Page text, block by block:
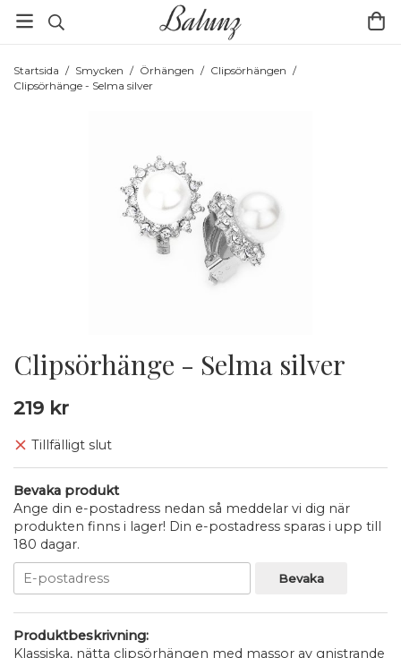
Startsida / Smycken / Örhängen / Clipsörhängen /
Clipsörhänge - Selma silver
Clipsörhänge - Selma silver
219 kr
Tillfälligt slut
Bevaka produkt
Ange din e-postadress nedan så meddelar vi dig när
produkten finns i lager! Din e-postadress sparas i upp till
180 dagar.
Bevaka
Produktbeskrivning:
Klassiska, nätta clipsörhängen med massor av gnistrande